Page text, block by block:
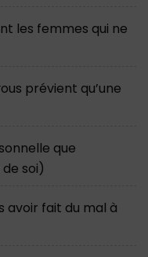
les femmes qui ne
prévient qu’une
que
soi)
avoir fait du mal à